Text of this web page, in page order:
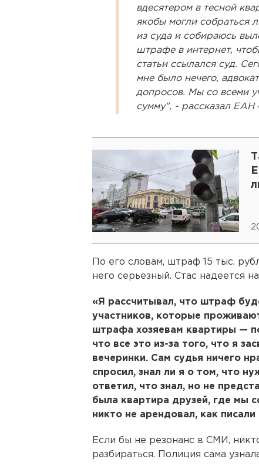
вдесятером в тесной
якобы могли собраться
из суда и собираюсь
штрафе в интернет,
статьи ссылался суд.
мне было нечего,
допросов. Мы со всеми
сумму", - рассказал ЕАН
По его словам, штраф 15 тыс.
него серьезный. Стас надеется
«Я рассчитывал, что штраф
участников, которые
штрафа хозяевам квартиры —
что все это из-за того, что я
вечеринки. Сам судья ничего
спросил, знал ли я о том, что
ответил, что знал, но не
была квартира друзей, где мы
никто не арендовал, как
Если бы не резонанс в СМИ,
разбираться. Полиция сама